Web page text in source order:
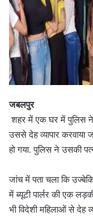
जबलपुर
शहर में एक घर में पुलिस ने
उससे देह व्यापार करवाया
हो गया. पुलिस ने उसकी
जांच में पता चला कि
में ब्यूटी पार्लर की एक
भी विदेशी महिलाओं से देह